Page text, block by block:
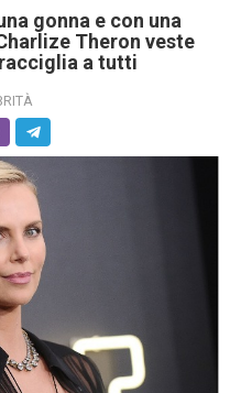
gonna e con una
Theron veste
a tutti